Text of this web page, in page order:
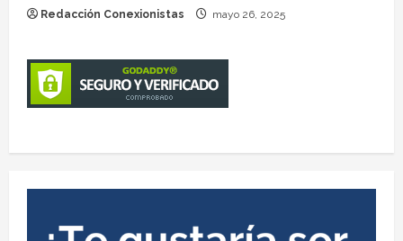
Redacción Conexionistas mayo 26, 2025